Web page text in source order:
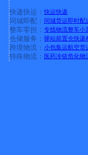
快递快运： 快运快递
同城即配： 同城货运即时配
整车零担： 专线物流整车小
仓储服务： 驿站前置仓快递
跨境物流： 小包集运航空货
特殊物流： 医药冷链危化物